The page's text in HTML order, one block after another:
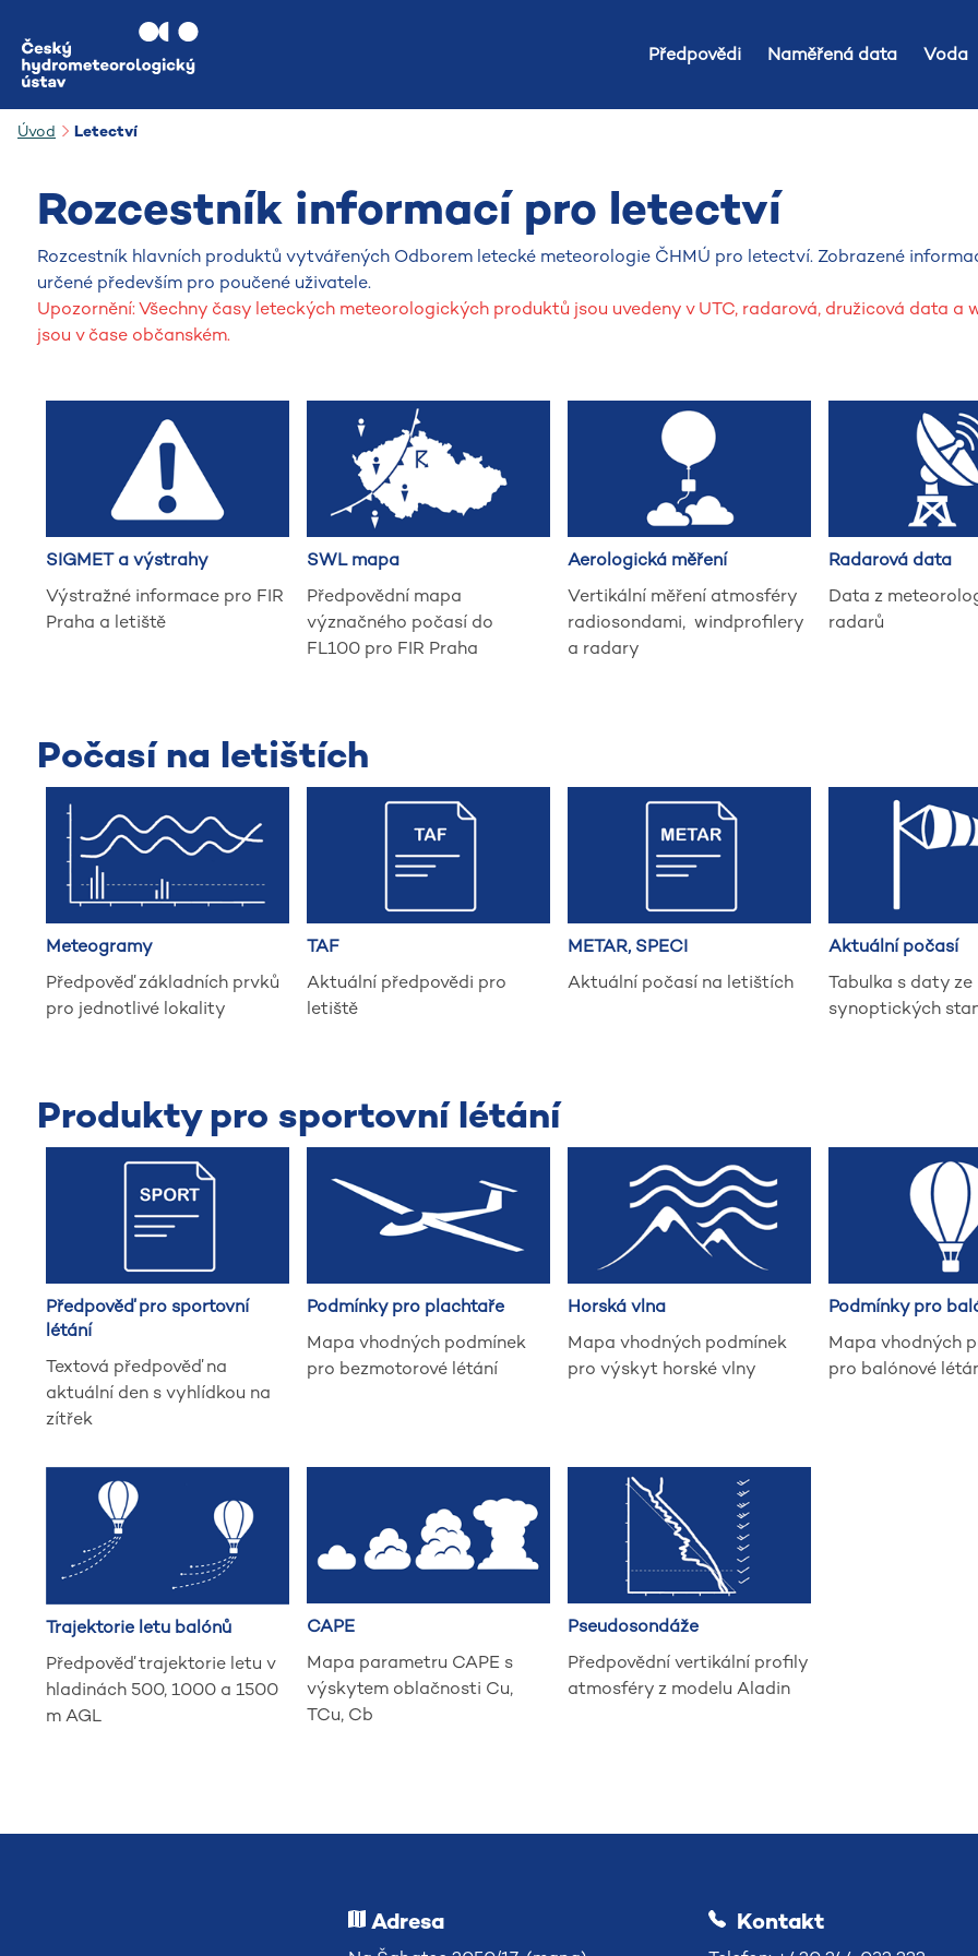
Předpovědi
Naměřená data Voda
Úvod Letectví
Rozcestník informací pro letectví
Rozcestník hlavních produktů vytvářených Odborem letecké meteorologie ČHMÚ pro letectví. Zobrazené
určené především pro poučené uživatele.
Upozornění: Všechny časy leteckých meteorologických produktů jsou uvedeny v UTC, radarová, družicová data a
jsou v čase občanském.
SIGMET a výstrahy
Výstražné informace pro FIR
Praha a letiště
SWL mapa
Předpovědní mapa
význačného počasí do
FL100 pro FIR Praha
Aerologická měření
Vertikální měření atmosféry
radiosondami, windprofilery
a radary
Radarová data
Data z
radarů
Počasí na letištích
Meteogramy
Předpověď základních prvků
pro jednotlivé lokality
TAF
Aktuální předpovědi pro
letiště
METAR, SPECI
Aktuální počasí na letištích
Aktuální počasí
Tabulka s daty ze
synoptických
Produkty pro sportovní létání
Předpověď pro sportovní
létání
Textová předpověď na
aktuální den s vyhlídkou na
zítřek
Podmínky pro plachtaře
Mapa vhodných podmínek
pro bezmotorové létání
Horská vlna
Mapa vhodných podmínek
pro výskyt horské vlny
Podmínky pro
Mapa vhodných
pro balónové
Trajektorie letu balónů
Předpověď trajektorie letu v
hladinách 500, 1000 a 1500
m AGL
CAPE
Mapa parametru CAPE s
výskytem oblačnosti Cu,
TCu, Cb
Pseudosondáže
Předpovědní vertikální profily
atmosféry z modelu Aladin
Adresa Kontakt